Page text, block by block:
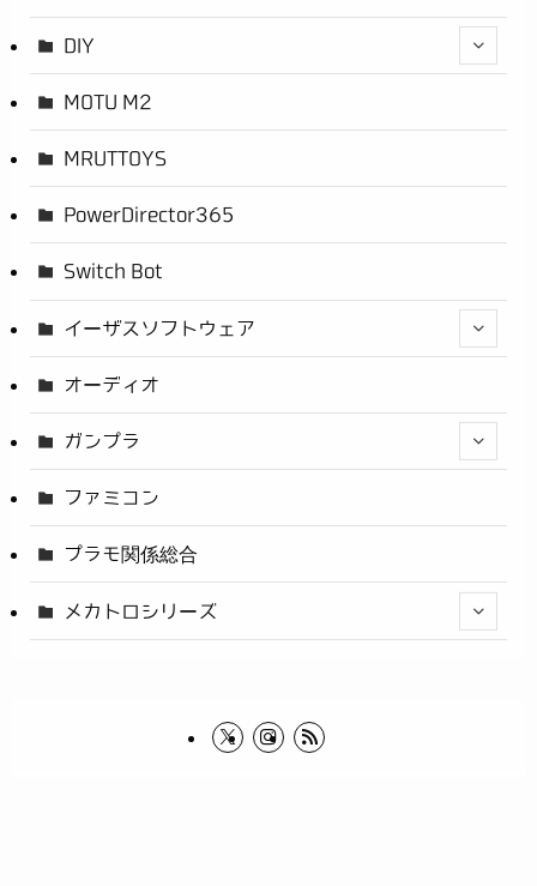
DIY
MOTU M2
MRUTTOYS
PowerDirector365
Switch Bot
イーザスソフトウェア
オーディオ
ガンプラ
ファミコン
プラモ関係総合
メカトロシリーズ